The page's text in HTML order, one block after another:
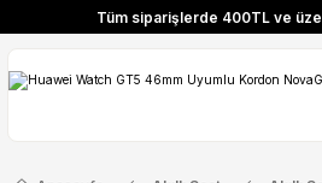
Tüm siparişlerde 400TL ve
Özel! YENI10 koduyla 400 TL ve üzeri
Tüm siparişlerde 400TL ve
Özel! YENI10 koduyla 400 TL ve üzeri